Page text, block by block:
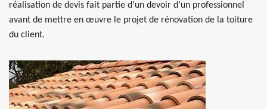
réalisation de devis fait partie d’un devoir d’un professionnel
avant de mettre en œuvre le projet de rénovation de la toiture
du client.